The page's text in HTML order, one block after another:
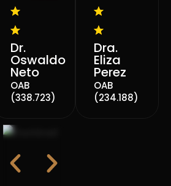
Dr.
Oswaldo
Neto
OAB
(338.723)
Dra.
Eliza
Perez
OAB
(234.188)